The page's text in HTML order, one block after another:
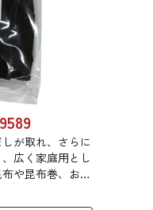
が取れ、さらに
広く家庭用とし
や昆布巻、おで
。